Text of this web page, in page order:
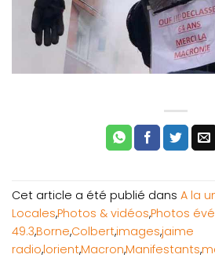
Cet article a été publié dans A la
Locales,Photos & vidéos,Photos
49.3,Borne,Colbert,images,jaime
radio,lorient,Macron,Manifestants,